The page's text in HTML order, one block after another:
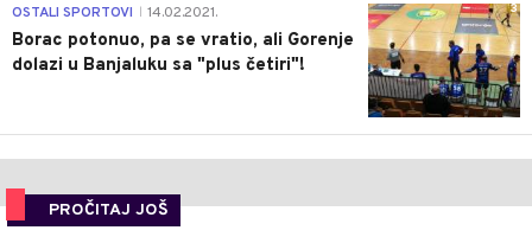
3
OSTALI SPORTOVI 14.02.2021.
Borac potonuo, pa se vratio, ali Gorenje
dolazi u Banjaluku sa "plus četiri"!
PROČITAJ JOŠ